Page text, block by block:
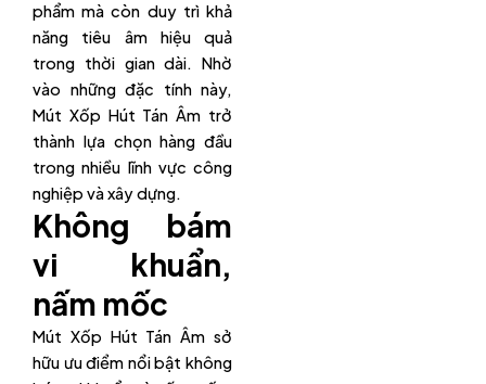
phẩm mà còn duy trì khả
năng tiêu âm hiệu quả
trong thời gian dài. Nhờ
vào những đặc tính này,
Mút Xốp Hút Tán Âm trở
thành lựa chọn hàng đầu
trong nhiều lĩnh vực công
nghiệp và xây dựng.
Không bám
vi khuẩn,
nấm mốc
Mút Xốp Hút Tán Âm sở
hữu ưu điểm nổi bật không